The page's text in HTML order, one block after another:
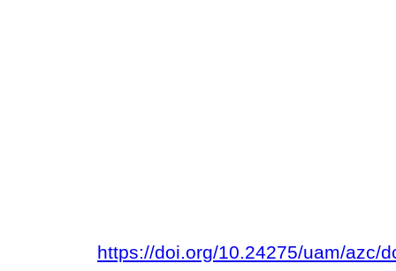
https://doi.org/10.24275/uam/azc/